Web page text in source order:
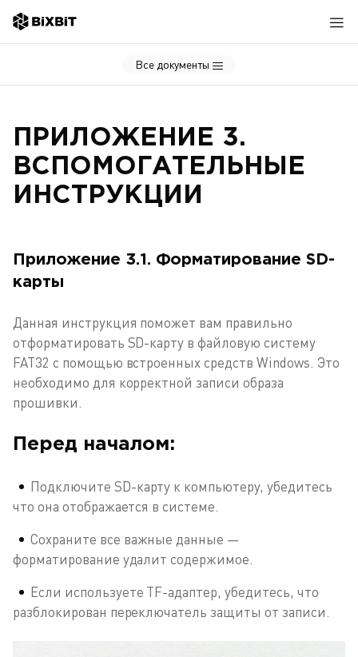
Все документы
ПРИЛОЖЕНИЕ 3.
ВСПОМОГАТЕЛЬНЫЕ
ИНСТРУКЦИИ
Приложение 3.1. Форматирование SD-
карты
Данная инструкция поможет вам правильно
отформатировать SD-карту в файловую систему
FAT32 с помощью встроенных средств Windows. Это
необходимо для корректной записи образа
прошивки.
Перед началом:
Подключите SD-карту к компьютеру, убедитесь
что она отображается в системе.
Сохраните все важные данные —
форматирование удалит содержимое.
Если используете TF-адаптер, убедитесь, что
разблокирован переключатель защиты от записи.